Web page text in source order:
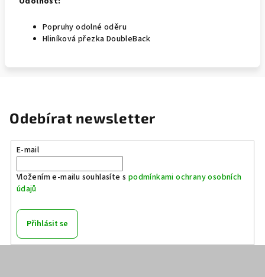
Popruhy odolné oděru
Hliníková přezka DoubleBack
Odebírat newsletter
E-mail
Vložením e-mailu souhlasíte s podmínkami ochrany osobních
údajů
Přihlásit se